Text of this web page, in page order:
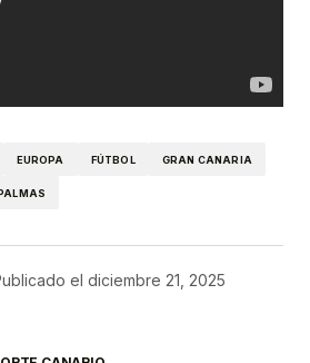
EUROPA FÚTBOL GRAN CANARIA
el diciembre 21, 2025